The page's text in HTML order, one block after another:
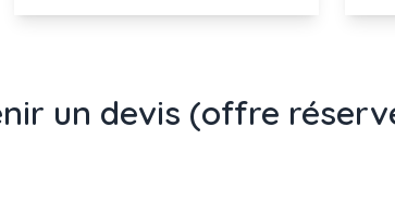
un devis (offre